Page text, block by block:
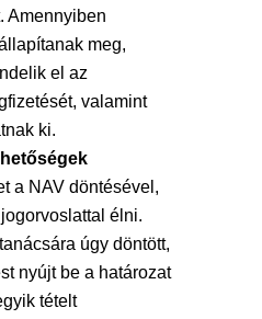
Amennyiben
meg,
el az
valamint
ki.
a NAV döntésével,
élni.
úgy döntött,
nyújt be a határozat
tételt